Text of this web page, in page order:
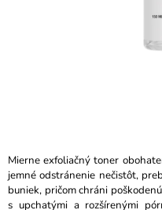
Mierne exfoliačný toner
jemné odstránenie nečistôt,
buniek, pričom chráni
s upchatými a rozšírenými
R
Ú
Č
A